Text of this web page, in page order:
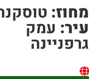
טוסקנה
עמק